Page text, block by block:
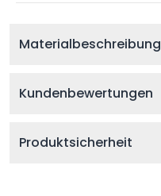
Materialbeschreibung
Kundenbewertungen
Produktsicherheit